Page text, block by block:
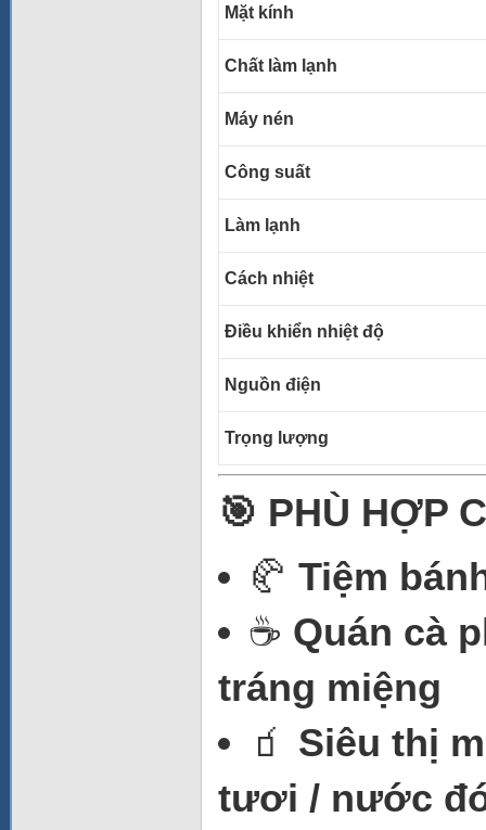
Mặt kính
Chất làm lạnh
Máy nén
Công suất
Làm lạnh
Cách nhiệt
Điều khiển nhiệt độ
Nguồn điện
Trọng lượng
🎯 PHÙ HỢP
🥐 Tiệm
☕ Quán cà
tráng miệng
🧃 Siêu thị
tươi / nước